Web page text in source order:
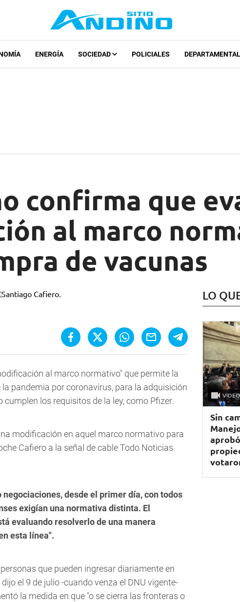
ENERGÍA SOCIEDAD POLICIALES
confirma que
al marco
de vacunas
al marco normativo" que permite la
pandemia por coronavirus, para la adquisición
los requisitos de la ley, como Pfizer.
modificación en aquel marco normativo para
Cafiero a la señal de cable Todo Noticias
negociaciones, desde el primer día, con todos
exigían una normativa distinta. El
evaluando resolverlo de una manera
esta línea".
que pueden ingresar diariamente en
el 9 de julio -cuando venza el DNU vigente-
la medida en que "o se cierra las fronteras o
LO
VIDEO
Sin